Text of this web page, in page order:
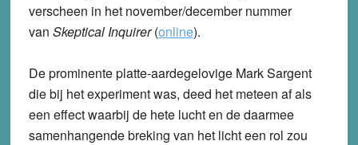
verscheen in het november/december nummer
van Skeptical Inquirer(online).
De prominente platte-aardegelovige Mark Sargent
die bij het experiment was, deed het meteen af als
een effect waarbij de hete lucht en de daarmee
samenhangende breking van het licht een rol zou